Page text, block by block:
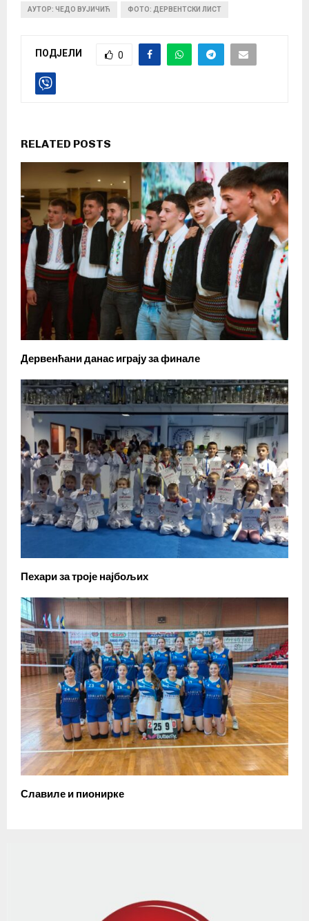
АУТОР: ЧЕДО ВУЈИЧИЋ ФОТО: ДЕРВЕНТСКИ ЛИСТ
ПОДЈЕЛИ 0
RELATED POSTS
Дервенћани данас играју за финале
Пехари за троје најбољих
Славиле и пионирке